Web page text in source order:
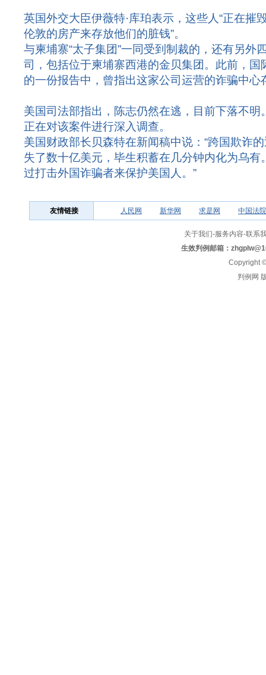
英国外交大臣伊薇特·库珀表示，这些人“正在摧
伦敦的房产来存放他们的脏钱”。
与柬埔寨“太子集团”一同受到制裁的，还有另外
司，包括位于柬埔寨西港的金贝集团。此前，国
的一份报告中，曾指出这家公司运营的诈骗中
美国司法部指出，陈志仍然在逃，目前下落不
正在对该案件进行深入调查。
美国财政部长贝森特在新闻稿中说：“跨国欺诈
失了数十亿美元，毕生积蓄在几分钟内化为乌
过打击外国诈骗者来保护美国人。”
友情链接 人民网 新华网 求是网 中国法
关于我们-服务内容-联系
生效判例邮箱：
Copyright
判例网